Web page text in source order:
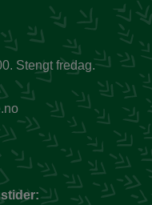
Stengt fredag.